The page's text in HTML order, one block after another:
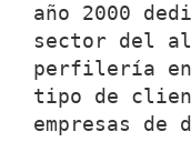
año 2000
sector del
perfilería en
tipo de
empresas de